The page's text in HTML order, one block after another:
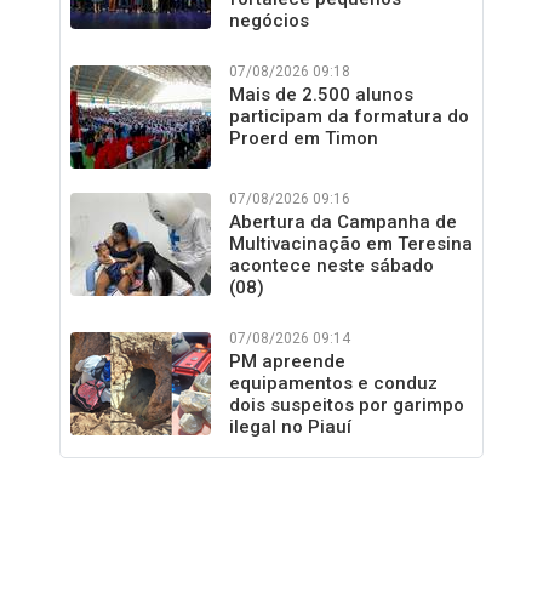
negócios
07/08/2026 09:18
Mais de 2.500 alunos
participam da formatura do
Proerd em Timon
07/08/2026 09:16
Abertura da Campanha de
Multivacinação em Teresina
acontece neste sábado
(08)
07/08/2026 09:14
PM apreende
equipamentos e conduz
dois suspeitos por garimpo
ilegal no Piauí